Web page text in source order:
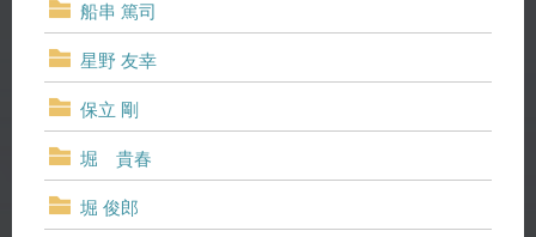
船串 篤司
星野 友幸
保立 剛
堀 貴春
堀 俊郎